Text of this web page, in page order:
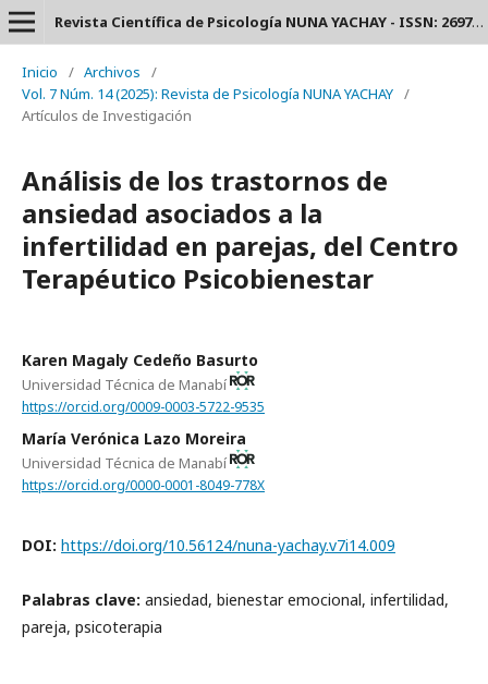
Revista Científica de Psicología NUNA YACHAY - ISSN: 2697-3588.
Inicio / Archivos
/
Vol. 7 Núm. 14 (2025): Revista de Psicología NUNA YACHAY /
Artículos de Investigación
Análisis de los trastornos de
ansiedad asociados a la
infertilidad en parejas, del Centro
Terapéutico Psicobienestar
Karen Magaly Cedeño Basurto
Universidad Técnica de Manabí
https://orcid.org/0009-0003-5722-9535
María Verónica Lazo Moreira
Universidad Técnica de Manabí
https://orcid.org/0000-0001-8049-778X
DOI: https://doi.org/10.56124/nuna-yachay.v7i14.009
Palabras clave: ansiedad, bienestar emocional, infertilidad,
pareja, psicoterapia